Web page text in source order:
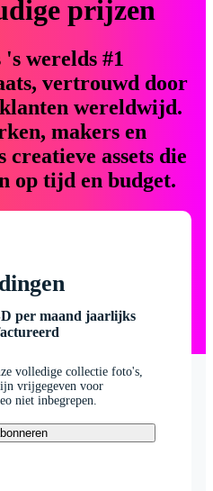
prijzen
's werelds #1
vertrouwd door
wereldwijd.
makers en
assets die
op tijd en budget.
per maand jaarlijks
volledige collectie foto's,
vrijgegeven voor
niet inbegrepen.